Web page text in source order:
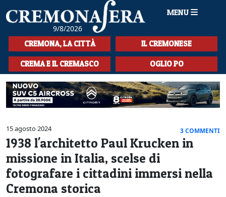
9/8/2026
MENU
HOME
CRONACA
SPORT
LA MUSICA
CULTURA
LA STORIA
SPETTACOLI
L'EDITORIALE
CREMONA, LA CITTÀ IL CREMONESE
CREMA E IL CREMASCO OGLIO PO
15 agosto 2024 3 COMMENTI
1938 l'architetto Paul Krucken in
missione in Italia, scelse di
fotografare i cittadini immersi nella
Cremona storica